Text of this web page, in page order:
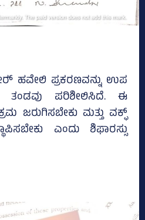
ಹವೇಲಿ ಪ್ರಕರಣವನ್ನು ಉಪ
ತಂಡವು ಪರಿಶೀಲಿಸಿದೆ. ಈ
ಜರುಗಿಸಬೇಕು ಮತ್ತು ವಕ್ಫ್‌
ಎಂದು ಶಿಫಾರಸ್ಸು